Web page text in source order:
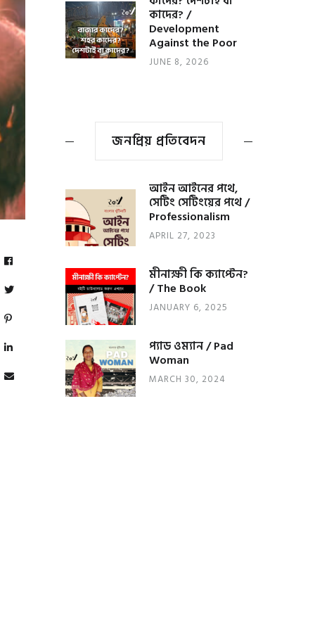
কাদের? /
Development
Against the Poor
JUNE 8, 2026
জনপ্রিয় প্রতিবেদন
আইন আইনের পথে,
সেটিং সেটিংয়ের পথে /
Professionalism
APRIL 27, 2023
মীনাক্ষী কি ক্যাপ্টেন?
/ The Book
JANUARY 6, 2025
প্যাড ওম্যান / Pad
Woman
MARCH 30, 2024